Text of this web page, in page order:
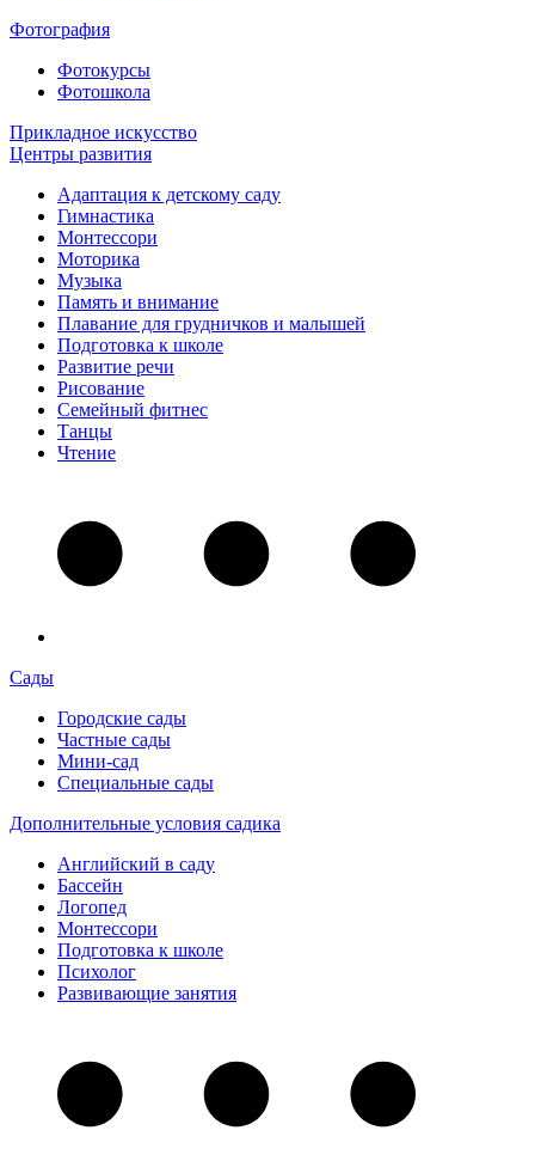
Фотография
Фотокурсы
Фотошкола
Прикладное искусство
Центры развития
Адаптация к детскому саду
Гимнастика
Монтессори
Моторика
Музыка
Память и внимание
Плавание для грудничков и малышей
Подготовка к школе
Развитие речи
Рисование
Семейный фитнес
Танцы
Чтение
Сады
Городские сады
Частные сады
Мини-сад
Специальные сады
Дополнительные условия садика
Английский в саду
Бассейн
Логопед
Монтессори
Подготовка к школе
Психолог
Развивающие занятия